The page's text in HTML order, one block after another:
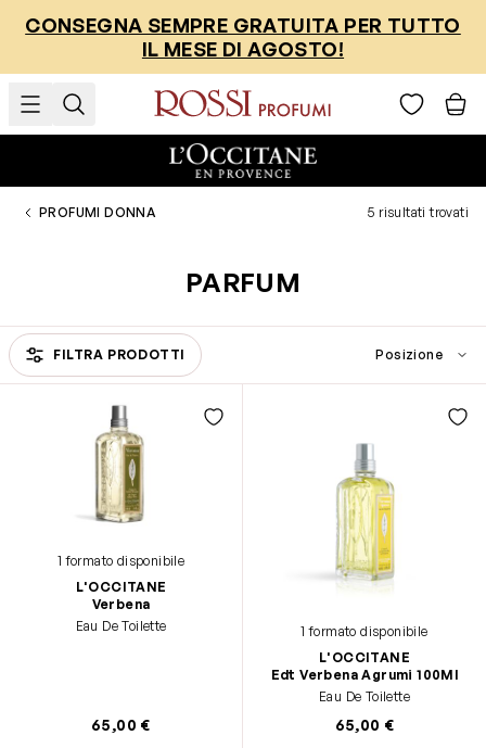
CONSEGNA SEMPRE GRATUITA PER TUTTO
IL MESE DI AGOSTO!
PROFUMI DONNA 5 risultati trovati
PARFUM
FILTRA PRODOTTI
Passa all'elenco prodotti
1 formato disponibile
L'OCCITANE
Verbena
Eau De Toilette
65,00 €
1 formato disponibile
L'OCCITANE
Edt Verbena Agrumi 100Ml
Eau De Toilette
65,00 €